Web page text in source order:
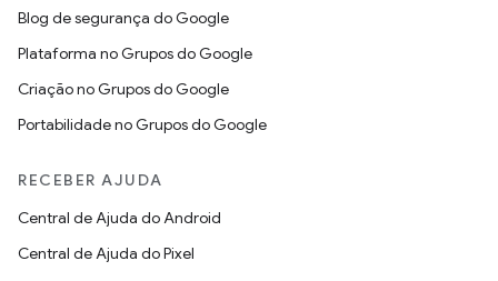
Blog de segurança do Google
Plataforma no Grupos do Google
Criação no Grupos do Google
Portabilidade no Grupos do Google
RECEBER AJUDA
Central de Ajuda do Android
Central de Ajuda do Pixel